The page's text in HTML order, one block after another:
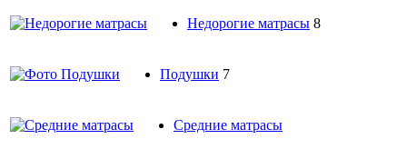
Недорогие матрасы 8
Подушки 7
Средние матрасы